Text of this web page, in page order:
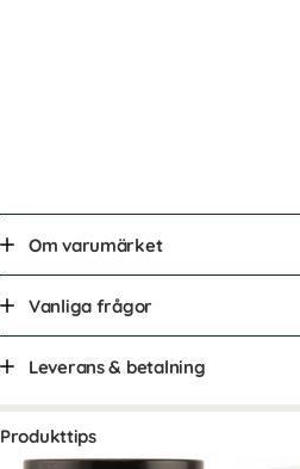
Om varumärket
Vanliga frågor
Leverans & betalning
Produkttips